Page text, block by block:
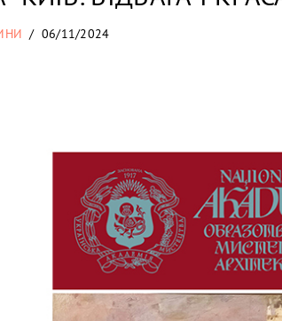
06/11/2024